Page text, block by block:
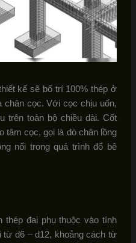
kế sẽ bố trí 100% thép ở
chân cọc. Với cọc chịu uốn,
trên toàn bộ chiều dài. Cốt
tâm cọc, gọi là dò chân lồng
nổi trong quá trình đổ bê
đai phụ thuộc vào tính
d6 – d12, khoảng cách từ